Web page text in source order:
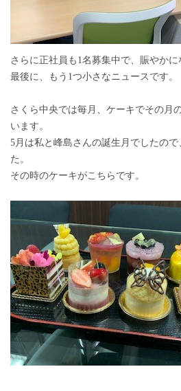
さらに正社員も1名募集中で、賑やかに
最後に、もう1つ小さなニュースです。
さくら中央では毎月、ケーキでその月
います。
5月は私と峰島さんの誕生月でしたの
た。
その時のケーキがこちらです。